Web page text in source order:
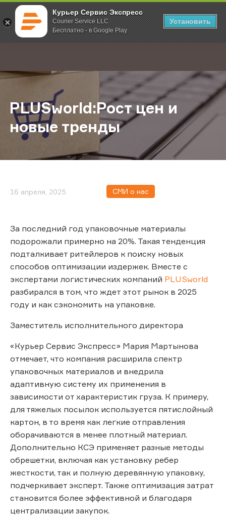
Курьер Сервис Экспресс
Courier Service LLC
Бесплатно - в Google Play
Установить
; Главная О компании Новости PLUSworld:Рост цен и новые
PLUSworld:Рост цен и
новые тренды
16 апреля, 2025 СМИ о нас
За последний год упаковочные материалы
подорожали примерно на 20%. Такая тенденция
подталкивает ритейлеров к поиску новых
способов оптимизации издержек. Вместе с
экспертами логистических компаний PLUSworld
разбирался в том, что ждет этот рынок в 2025
году и как сэкономить на упаковке.
Заместитель исполнительного директора
«Курьер Сервис Экспресс» Мария Мартынова
отмечает, что компания расширила спектр
упаковочных материалов и внедрила
адаптивную систему их применения в
зависимости от характеристик груза. К примеру,
для тяжелых посылок используется пятислойный
картон, в то время как легкие отправления
оборачиваются в менее плотный материал.
Дополнительно КСЭ применяет разные методы
обрешетки, включая как установку ребер
жесткости, так и полную деревянную упаковку,
подчеркивает эксперт. Также оптимизация затрат
становится более эффективной и благодаря
централизации закупок.